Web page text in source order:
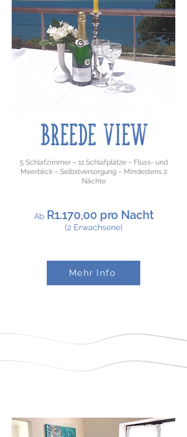
BREEDE VIEW
5 Schlafzimmer – 11 Schlafplätze – Fluss- und
Meerblick – Selbstversorgung – Mindestens 2
Nächte
​Ab R1.170,00 pro Nacht
(2 Erwachsene)
Mehr Info